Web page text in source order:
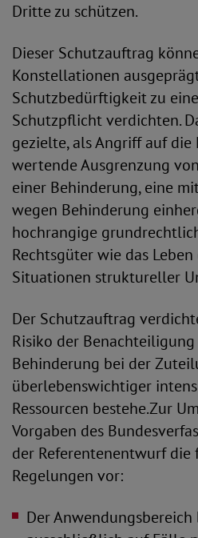
Dritte zu schützen.
Dieser Schutzauftrag
Konstellationen
Schutzbedürftigkeit zu
Schutzpflicht verdichten.
gezielte, als Angriff auf die
wertende Ausgrenzung
einer Behinderung, eine
wegen Behinderung
hochrangige
Rechtsgüter wie das
Situationen struktureller
Der Schutzauftrag
Risiko der
Behinderung bei der
überlebenswichtiger
Ressourcen bestehe.Zur
Vorgaben des
der Referentenentwurf
Regelungen vor:
Der